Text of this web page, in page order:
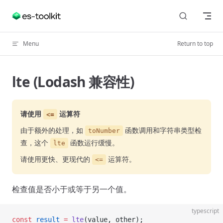
Skip to content
Menu Return to top
lte (Lodash 兼容性)
请使用 <=
运算符
由于额外的处理，如
toNumber
函数调用和字符串类型检
查，这个
lte
函数运行缓慢。
请使用更快、更现代的
<= 运算符。
检查值是否小于或等于另一个值。
typescript
const result = lte(value, other);